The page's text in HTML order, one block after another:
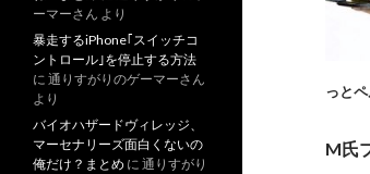
っと
M氏
ーマーさん より
暴走するiPhone｢スイッチコ
ントロール｣を停止する方法
に 通りすがりのゲーマーさん
より
バイオハザードヴィレッジ、
マーセナリーズ面白くないの
俺だけ？まとめ に 通りすがり